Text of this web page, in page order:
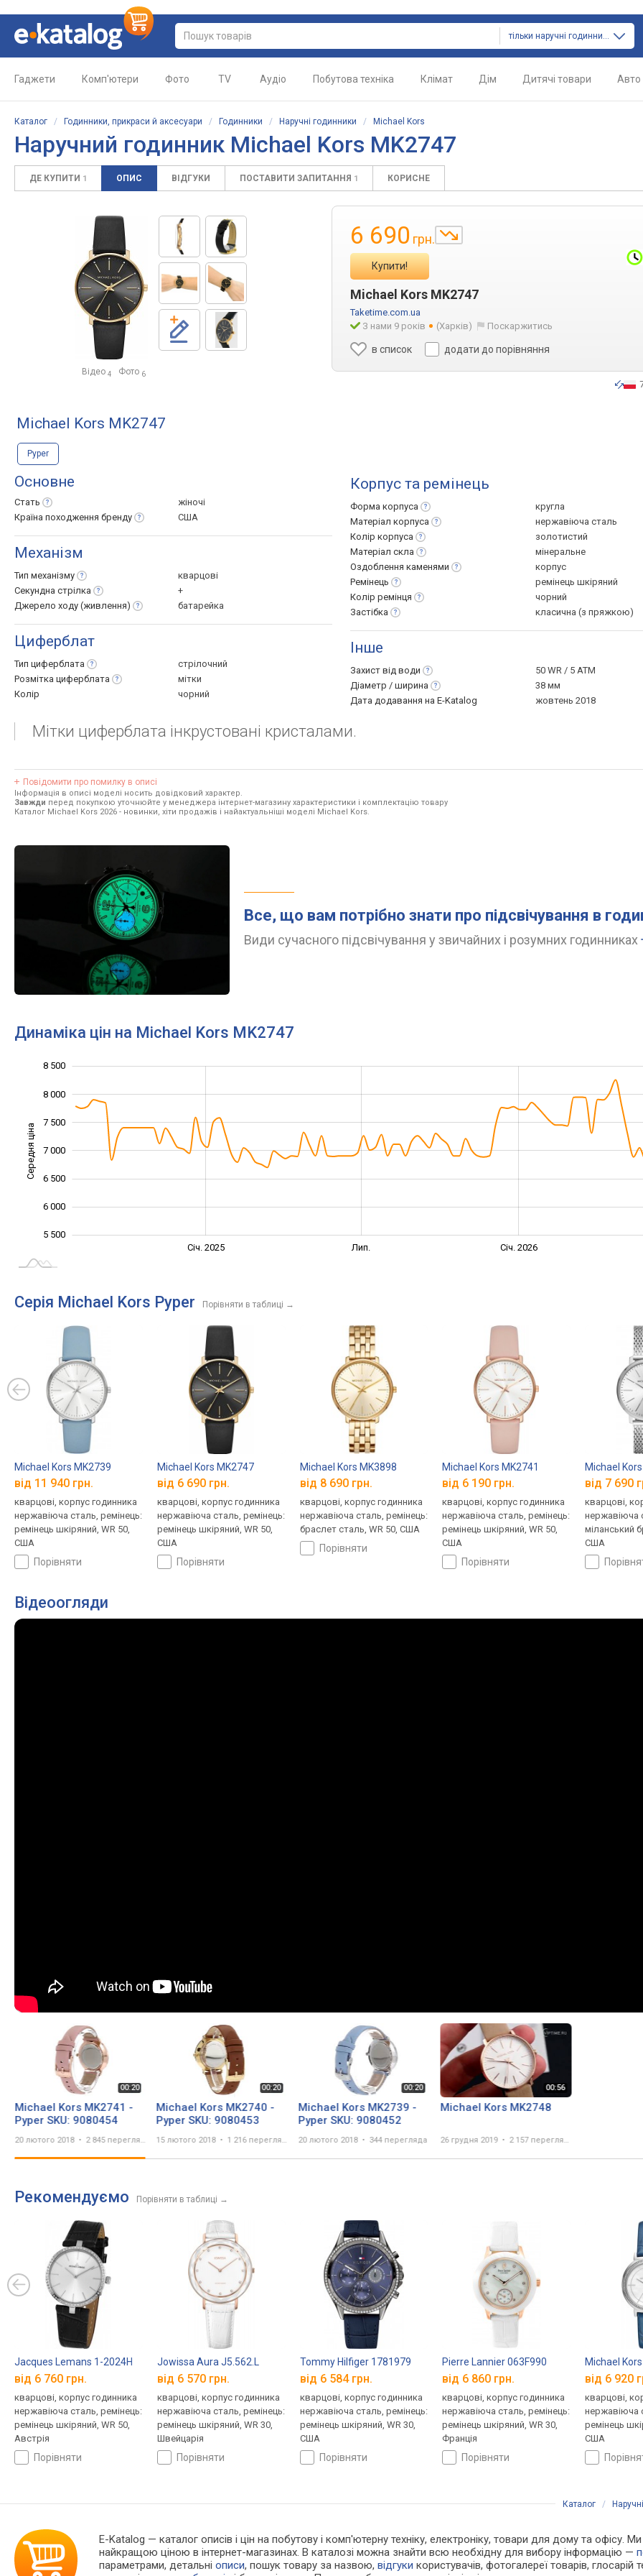
тільки наручні годинники
Гаджети Комп'ютери Фото TV Аудіо Побутова техніка Клімат Дім Дитячі товари Авто
Каталог / Годинники, прикраси й аксесуари / Годинники / Наручні годинники / Michael Kors
Наручний годинник Michael Kors MK2747
ДЕ КУПИТИ 1 ОПИС ВІДГУКИ ПОСТАВИТИ ЗАПИТАННЯ 1 КОРИСНЕ
Відео 4 Фото 6
6 690 грн.
Купити!
Michael Kors MK2747
Taketime.com.ua
З нами 9 років
(Харків) Поскаржитись
в список додати до порівняння
Michael Kors MK2747
Pyper
Основне
Стать
жіночі
Країна походження бренду США
Механізм
Тип механізму
кварцові
Секундна стрілка
+
Джерело ходу (живлення) батарейка
Циферблат
Тип циферблата
стрілочний
Розмітка циферблата
мітки
Колір
чорний
Корпус та ремінець
Форма корпуса
кругла
Матеріал корпуса
нержавіюча сталь
Колір корпуса
золотистий
Матеріал скла
мінеральне
Оздоблення каменями
корпус
Ремінець
ремінець шкіряний
Колір ремінця
чорний
Застібка
класична (з пряжкою)
Інше
Захист від води
50 WR / 5 ATM
Діаметр / ширина
38 мм
Дата додавання на E-Katalog
жовтень 2018
Мітки циферблата інкрустовані кристалами.
Повідомити про помилку в описі
Інформація в описі моделі носить довідковий характер.
Завжди перед покупкою уточнюйте у менеджера інтернет-магазину характеристики і комплектацію товару
Каталог Michael Kors 2026 - новинки, хіти продажів і найактуальніші моделі Michael Kors.
Все, що вам потрібно знати про підсвічування в
Види сучасного підсвічування у звичайних і розумних годинниках
Динаміка цін на Michael Kors MK2747
Середня ціна 5 500
5 500
6 000
6 500
7 000
7 500
8 000
8 500
Січ. 2025 Лип. Січ. 2026
Серія Michael Kors Pyper Порівняти в таблиці →
Michael Kors MK2739
від 11 940 грн.
кварцові, корпус годинника
нержавіюча сталь, ремінець:
ремінець шкіряний, WR 50,
США
порівняти
Michael Kors MK2747
від 6 690 грн.
кварцові, корпус годинника
нержавіюча сталь, ремінець:
ремінець шкіряний, WR 50,
США
порівняти
Michael Kors MK3898
від 8 690 грн.
кварцові, корпус годинника
нержавіюча сталь, ремінець:
браслет сталь, WR 50, США
порівняти
Michael Kors MK2741
від 6 190 грн.
кварцові, корпус годинника
нержавіюча сталь, ремінець:
ремінець шкіряний, WR 50,
США
порівняти
Michael
від 7 690
кварцові,
нержавіюча
міланський
США
Відеоогляди
Michael Kors MK2741 -
Pyper SKU: 9080454
20 лютого 2018 2 845 переглядів
Michael Kors MK2740 -
Pyper SKU: 9080453
15 лютого 2018 1 216 переглядів
Michael Kors MK2739 -
Pyper SKU: 9080452
20 лютого 2018 344 перегляда
Michael Kors MK2748
26 грудня 2019 2 157 переглядів
Рекомендуємо Порівняти в таблиці →
Jacques Lemans 1-2024H
від 6 760 грн.
кварцові, корпус годинника
нержавіюча сталь, ремінець:
ремінець шкіряний, WR 50,
Австрія
порівняти
Jowissa Aura J5.562.L
від 6 570 грн.
кварцові, корпус годинника
нержавіюча сталь, ремінець:
ремінець шкіряний, WR 30,
Швейцарія
порівняти
Tommy Hilfiger 1781979
від 6 584 грн.
кварцові, корпус годинника
нержавіюча сталь, ремінець:
ремінець шкіряний, WR 30,
США
порівняти
Pierre Lannier 063F990
від 6 860 грн.
кварцові, корпус годинника
нержавіюча сталь, ремінець:
ремінець шкіряний, WR 30,
Франція
порівняти
Michael
від 6 920
кварцові,
нержавіюча
ремінець
США
Каталог /
E-Katalog — каталог описів і цін на побутову і комп'ютерну техніку, електроніку, товари для дому та офісу.
найкращою ціною в інтернет-магазинах. В каталозі можна знайти всю необхідну для вибору інформацію —
параметрами, детальніописи, пошук товару за назвою,відгуки користувачів, фотогалереї товарів, глосарій